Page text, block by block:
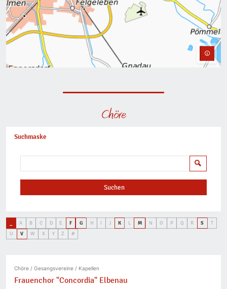
Chöre
Suchmaske
Suchen
Suchen
A B C D E F G H I J K L M N O P Q R S
T
U
V W X Y Z #
Chöre / Gesangsvereine / Kapellen
Frauenchor "Concordia" Elbenau